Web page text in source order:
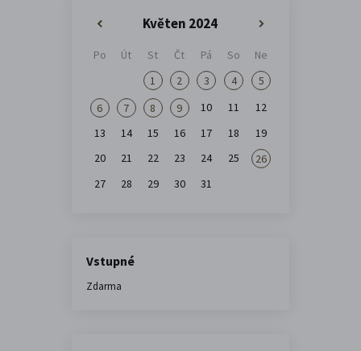
Květen 2024
Po Út St Čt Pá So
Ne
1
2 3 4
5
6
7 8 9 10 11
12
13
14 15 16 17 18
19
20
21 22 23 24 25
26
27
28 29 30 31
Vstupné
Zdarma